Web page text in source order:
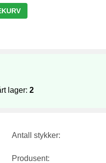
lager: 2
Antall stykker:
Produsent: